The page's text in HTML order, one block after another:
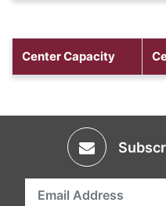
Center Capacity